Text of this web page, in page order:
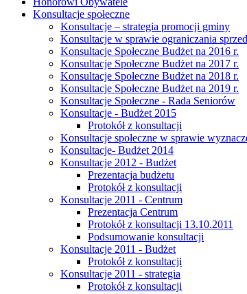
Konsultacje społeczne
Konsultacje – strategia promocji gminy
Konsultacje w sprawie ograniczania
Konsultacje Społeczne Budżet na 2016 r.
Konsultacje Społeczne Budżet na 2017 r.
Konsultacje Społeczne Budżet na 2018 r.
Konsultacje Społeczne Budżet na 2019 r.
Konsultacje Społeczne - Rada Seniorów
Konsultacje - Budżet 2015
Protokół z konsultacji
Konsultacje społeczne w sprawie
Konsultacje- Budżet 2014
Konsultacje 2012 - Budżet
Prezentacja budżetu
Protokół z konsultacji
Konsultacje 2011 - Centrum
Prezentacja Centrum
Protokół z konsultacji 13.10.2011
Podsumowanie konsultacji
Konsultacje 2011 - Budżet
Protokół z konsultacji
Konsultacje 2011 - strategia
Protokół z konsultacji